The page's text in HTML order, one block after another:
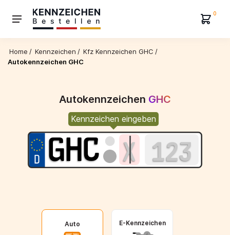
0
Home / Kennzeichen / Kfz Kennzeichen GHC /
Autokennzeichen GHC
Autokennzeichen GHC
Kennzeichen eingeben
Auto E-Kennzeichen